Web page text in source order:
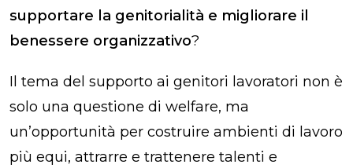
supportare la genitorialità e migliorare il
benessere organizzativo?
Il tema del supporto ai genitori lavoratori non è
solo una questione di welfare, ma
un’opportunità per costruire ambienti di lavoro
più equi, attrarre e trattenere talenti e